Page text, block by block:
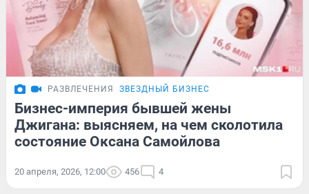
РАЗВЛЕЧЕНИЯ ЗВЕЗДНЫЙ БИЗНЕС
Бизнес-империя бывшей жены
Джигана: выясняем, на чем сколотила
состояние Оксана Самойлова
20 апреля, 2026, 12:00 456 4